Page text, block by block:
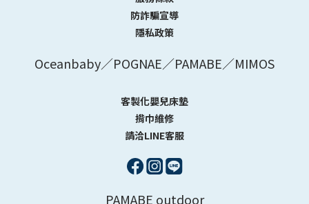
防詐騙宣導
隱私政策
Oceanbaby／POGNAE／PAMABE／MIMOS
客製化嬰兒床墊
揹巾維修
請洽LINE客服
PAMABE outdoor